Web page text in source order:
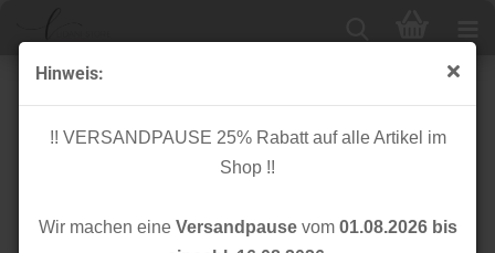
Hinweis:
!! VERSANDPAUSE 25% Rabatt auf alle Artikel im
Shop !!
Wir machen eine Versandpausevom 01.08.2026 bis
Knöpfe
Knöpfe 18mm Knöpfe 20mm